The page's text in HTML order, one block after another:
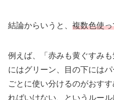
結論からいうと、 複数色使
例えば、「赤みも黄ぐすみ
にはグリーン、目の下には
ごとに使い分けるのがおす
ればいけない、というルー